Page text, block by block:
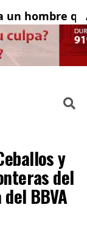
hombre
y
del
BBVA